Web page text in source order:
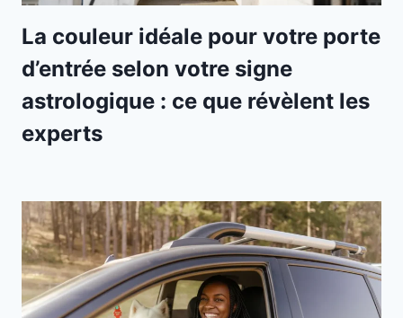
La couleur idéale pour votre porte
d’entrée selon votre signe
astrologique : ce que révèlent les
experts